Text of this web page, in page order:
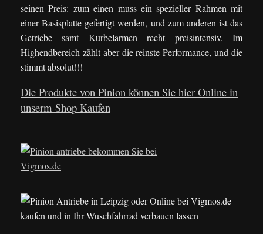
seinen Preis: zum einen muss ein spezieller Rahmen mit
einer Basisplatte gefertigt werden, und zum anderen ist das
Getriebe samt Kurbelarmen recht preisintensiv. Im
Highendbereich zählt aber die reinste Performance, und die
stimmt absolut!!!
Die Produkte von Pinion können Sie hier Online in
unserm Shop Kaufen